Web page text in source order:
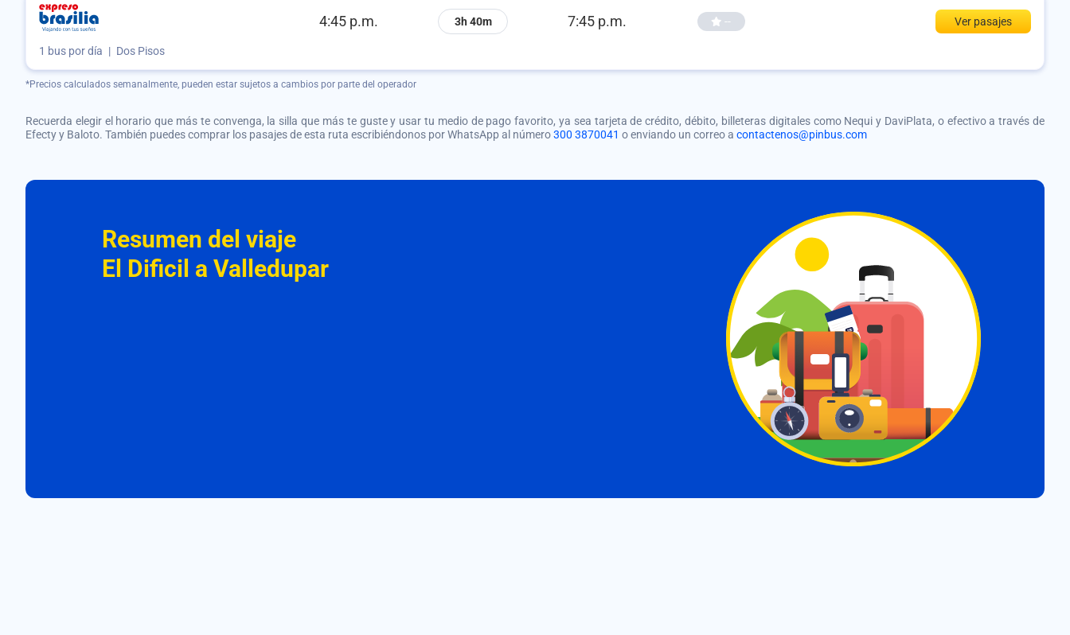
4:45 p.m. 3h 40m 7:45 p.m. -- Ver pasajes
1 bus por día | Dos Pisos
*Precios calculados semanalmente, pueden estar sujetos a cambios por parte del operador
Recuerda elegir el horario que más te convenga, la silla que más te guste y usar tu medio de pago favorito, ya sea tarjeta de crédito, débito, billeteras digitales como Nequi y DaviPlata, o efectivo a través de
Efecty y Baloto. También puedes comprar los pasajes de esta ruta escribiéndonos por WhatsApp al número300 3870041 o enviando un correo a contactenos@pinbus.com
Resumen del viaje
El Dificil a Valledupar